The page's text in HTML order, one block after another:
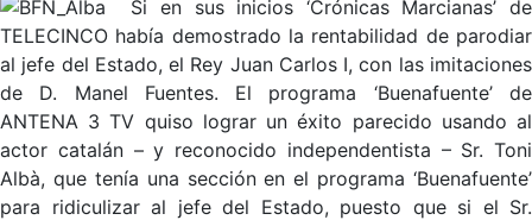
Si en sus inicios ‘Crónicas Marcianas’ de
TELECINCO había demostrado la rentabilidad de parodiar
al jefe del Estado, el Rey Juan Carlos I, con las imitaciones
de D. Manel Fuentes. El programa ‘Buenafuente’ de
ANTENA 3 TV quiso lograr un éxito parecido usando al
actor catalán – y reconocido independentista – Sr. Toni
Albà, que tenía una sección en el programa ‘Buenafuente’
para ridiculizar al jefe del Estado, puesto que si el Sr.